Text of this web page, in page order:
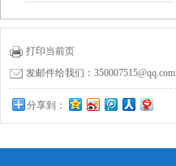
打印当前页
发邮件给我们：350007515@qq.com
分享到：